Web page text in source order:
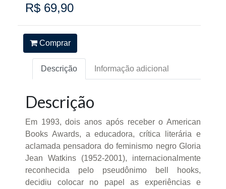
R$ 69,90
Comprar
Descrição Informação adicional
Descrição
Em 1993, dois anos após receber o American
Books Awards, a educadora, crítica literária e
aclamada pensadora do feminismo negro Gloria
Jean Watkins (1952-2001), internacionalmente
reconhecida pelo pseudônimo bell hooks,
decidiu colocar no papel as experiências e